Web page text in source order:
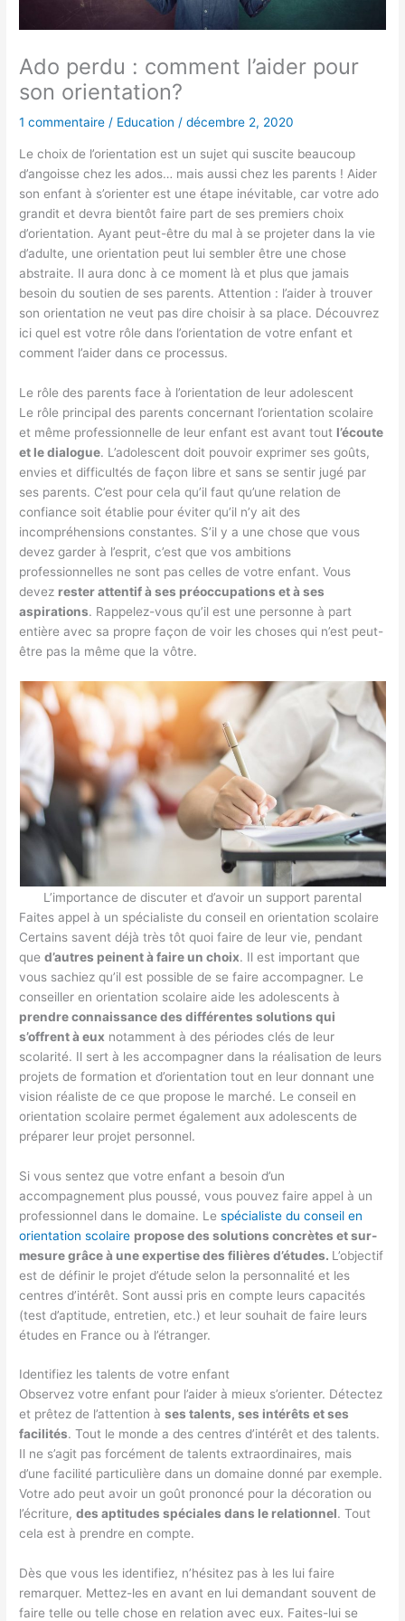
Ado perdu : comment l’aider pour
son orientation?
1 commentaire / Education /décembre 2, 2020
Le choix de l’orientation est un sujet qui suscite beaucoup
d’angoisse chez les ados… mais aussi chez les parents ! Aider
son enfant à s’orienter est une étape inévitable, car votre ado
grandit et devra bientôt faire part de ses premiers choix
d’orientation. Ayant peut-être du mal à se projeter dans la vie
d’adulte, une orientation peut lui sembler être une chose
abstraite. Il aura donc à ce moment là et plus que jamais
besoin du soutien de ses parents. Attention : l’aider à trouver
son orientation ne veut pas dire choisir à sa place. Découvrez
ici quel est votre rôle dans l’orientation de votre enfant et
comment l’aider dans ce processus.
Le rôle des parents face à l’orientation de leur adolescent
Le rôle principal des parents concernant l’orientation scolaire
et même professionnelle de leur enfant est avant tout l’écoute
et le dialogue. L’adolescent doit pouvoir exprimer ses goûts,
envies et difficultés de façon libre et sans se sentir jugé par
ses parents. C’est pour cela qu’il faut qu’une relation de
confiance soit établie pour éviter qu’il n’y ait des
incompréhensions constantes. S’il y a une chose que vous
devez garder à l’esprit, c’est que vos ambitions
professionnelles ne sont pas celles de votre enfant. Vous
devez rester attentif à ses préoccupations et à ses
aspirations. Rappelez-vous qu’il est une personne à part
entière avec sa propre façon de voir les choses qui n’est peut-
être pas la même que la vôtre.
L’importance de discuter et d’avoir un support parental
Faites appel à un spécialiste du conseil en orientation scolaire
Certains savent déjà très tôt quoi faire de leur vie, pendant
qued’autres peinent à faire un choix. Il est important que
vous sachiez qu’il est possible de se faire accompagner. Le
conseiller en orientation scolaire aide les adolescents à
prendre connaissance des différentes solutions qui
s’offrent à eux notamment à des périodes clés de leur
scolarité. Il sert à les accompagner dans la réalisation de leurs
projets de formation et d’orientation tout en leur donnant une
vision réaliste de ce que propose le marché. Le conseil en
orientation scolaire permet également aux adolescents de
préparer leur projet personnel.
Si vous sentez que votre enfant a besoin d’un
accompagnement plus poussé, vous pouvez faire appel à un
professionnel dans le domaine. Lespécialiste du conseil en
orientation scolaire propose des solutions concrètes et sur-
mesure grâce à une expertise des filières d’études. L’objectif
est de définir le projet d’étude selon la personnalité et les
centres d’intérêt. Sont aussi pris en compte leurs capacités
(test d’aptitude, entretien, etc.) et leur souhait de faire leurs
études en France ou à l’étranger.
Identifiez les talents de votre enfant
Observez votre enfant pour l’aider à mieux s’orienter. Détectez
et prêtez de l’attention àses talents, ses intérêts et ses
facilités. Tout le monde a des centres d’intérêt et des talents.
Il ne s’agit pas forcément de talents extraordinaires, mais
d’une facilité particulière dans un domaine donné par exemple.
Votre ado peut avoir un goût prononcé pour la décoration ou
l’écriture,des aptitudes spéciales dans le relationnel. Tout
cela est à prendre en compte.
Dès que vous les identifiez, n’hésitez pas à les lui faire
remarquer. Mettez-les en avant en lui demandant souvent de
faire telle ou telle chose en relation avec eux. Faites-lui se